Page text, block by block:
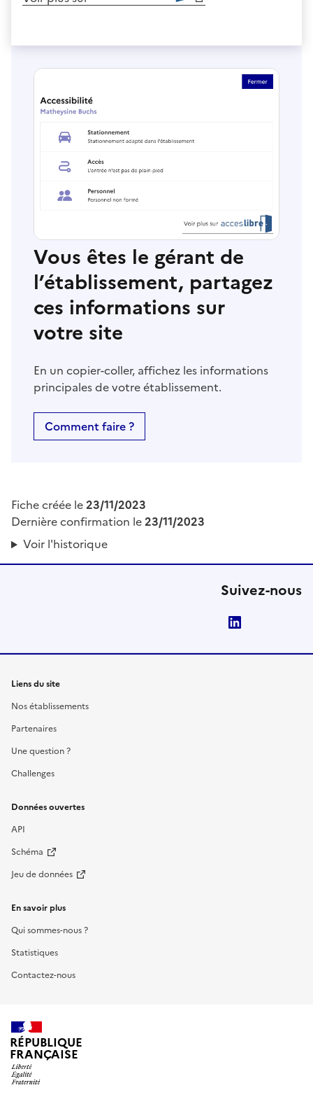
Vous êtes le gérant de
l’établissement, partagez
ces informations sur
votre site
En un copier-coller, affichez les informations
principales de votre établissement.
Comment faire ?
Fiche créée le23/11/2023
Dernière confirmation le23/11/2023
Voir l'historique
Suivez-nous
Liens du site
Nos établissements
Partenaires
Une question ?
Challenges
Données ouvertes
API
Schéma
Jeu de données
En savoir plus
Qui sommes-nous ?
Statistiques
Contactez-nous
RÉPUBLIQUE
FRANÇAISE